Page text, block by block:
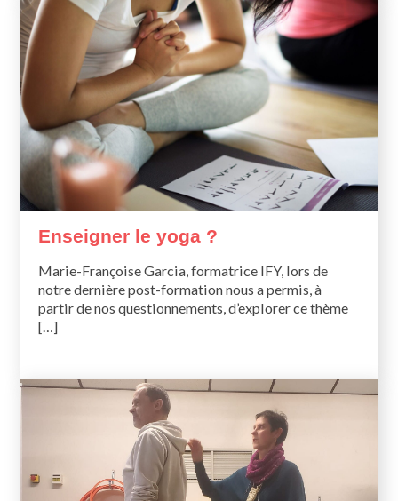
Enseigner le yoga ?
Marie-Françoise Garcia, formatrice IFY, lors de
notre dernière post-formation nous a permis, à
partir de nos questionnements, d’explorer ce thème
[…]